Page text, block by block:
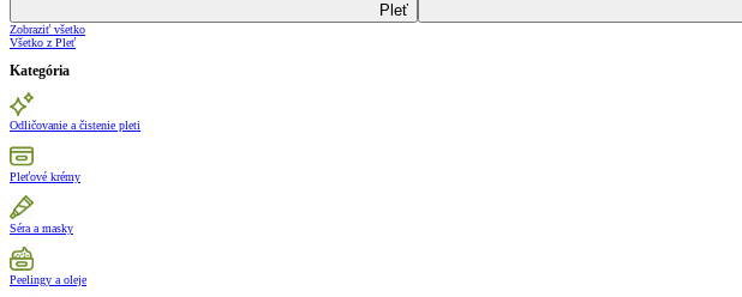
Pleť
Zobraziť všetko
Všetko z Pleť
Kategória
Odličovanie a čistenie pleti
Pleťové krémy
Séra a masky
Peelingy a oleje